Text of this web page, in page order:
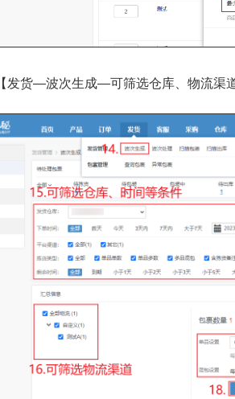
【发货—波次生成—可筛选仓库、物流渠